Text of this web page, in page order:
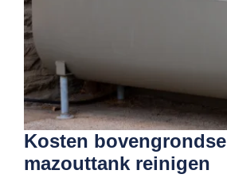
Kosten bovengrondse
mazouttank reinigen